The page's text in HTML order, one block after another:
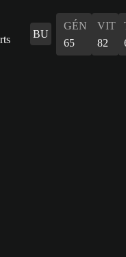
BU
GÉN
65
VIT
82